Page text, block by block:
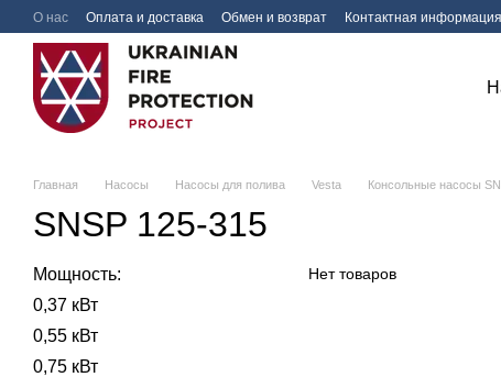
Перейти к основному контенту
О нас Оплата и доставка Обмен и возврат Контактная информация
Главная Насосы Насосы для полива Vesta Консольные насосы
SNSP 125-315
Нет товаров
Мощность:
0,37 кВт
0,55 кВт
0,75 кВт